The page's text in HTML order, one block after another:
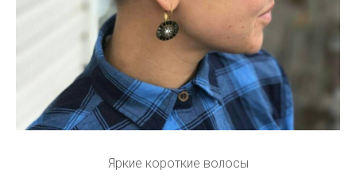
Яркие короткие волосы